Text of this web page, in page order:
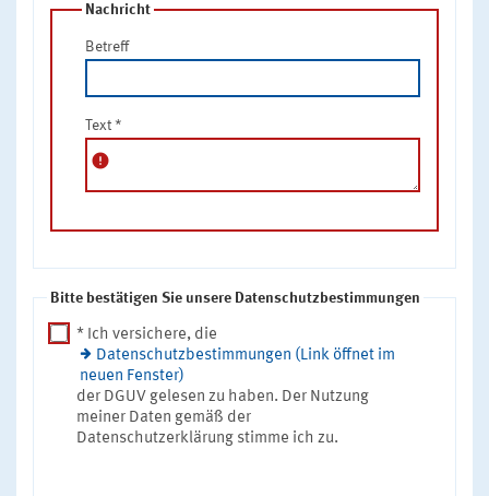
Nachricht
Betreff
Text *
error
Bitte bestätigen Sie unsere Datenschutzbestimmungen
* Ich versichere, die
Datenschutzbestimmungen (Link öffnet im
neuen Fenster)
der DGUV gelesen zu haben. Der Nutzung
meiner Daten gemäß der
Datenschutzerklärung stimme ich zu.